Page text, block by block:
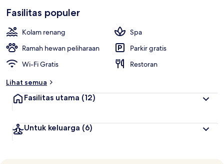
Fasilitas populer
Kolam renang
Spa
Ramah hewan peliharaan
Parkir gratis
Wi-Fi Gratis
Restoran
Lihat semua
Fasilitas utama (12)
Untuk keluarga (6)